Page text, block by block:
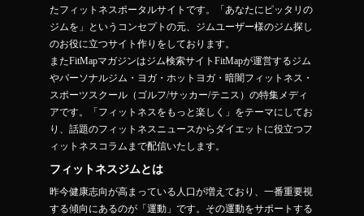
たフィットネスポータルサイトです。「あなたにピッタリの
ジムを」というコンセプトの元、ジムユーザー様のジム探し
のお役に立つサイト作りをしております。
またFitMapマガジンはジム検索サイトFitMapが運営するジム
やパーソナルジム・ヨガ・ホットヨガ・暗闇フィットネス・
スポーツスクール（ゴルフ/サッカー/テニス）の特集メディ
アです。「フィットネスをもっと楽しく」をテーマにしてお
り、話題のフィットネスニュースからダイエットに役立つフ
ィットネスコラムまで配信いたします。
フィットネスジムとは
昨今健康志向が高まっている人口が増えており、一番重要視
する傾向にあるのが「運動」です。その運動をサポートする